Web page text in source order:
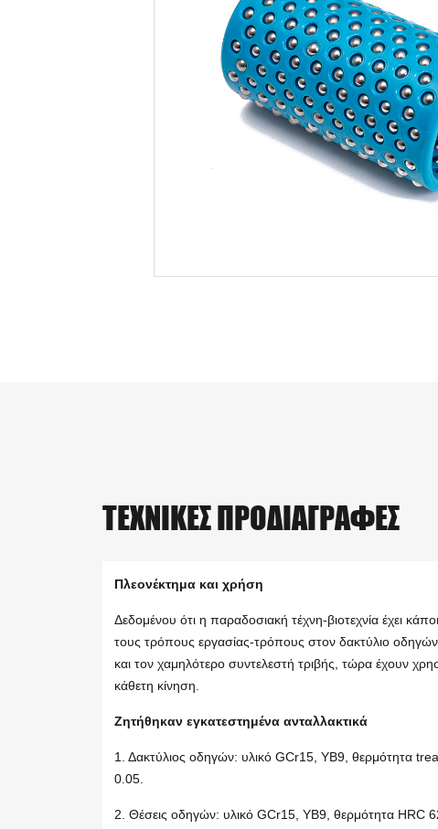
ΤΕΧΝΙΚΈΣ ΠΡΟΔΙΑΓΡΑΦΈΣ
Πλεονέκτημα και χρήση
Δεδομένου ότι η παραδοσιακή τέχνη-βιοτεχνία έχει
τους τρόπους εργασίας-τρόπους στον δακτύλιο
και τον χαμηλότερο συντελεστή τριβής, τώρα έχουν
κάθετη κίνηση.
Ζητήθηκαν εγκατεστημένα ανταλλακτικά
1. Δακτύλιος οδηγών: υλικό GCr15, YB9, θερμότητα
0.05.
2. Θέσεις οδηγών: υλικό GCr15, YB9, θερμότητα HRC